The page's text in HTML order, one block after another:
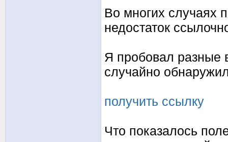
Во многих случаях
недостаток
Я пробовал разные
случайно
получить ссылку
Что показалось